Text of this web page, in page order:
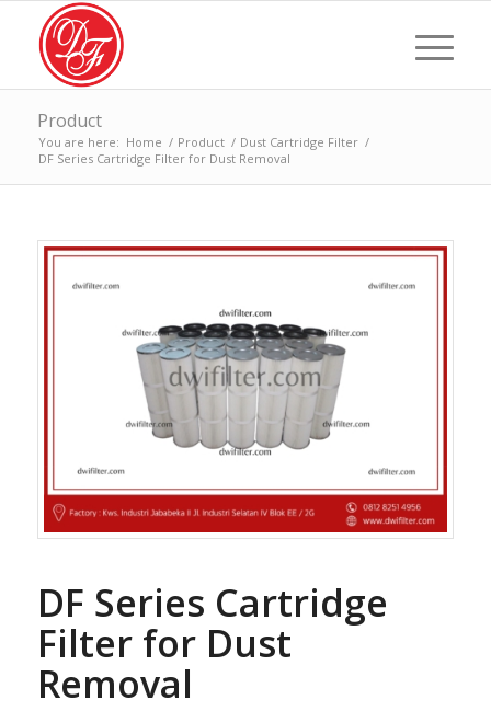
Product
You are here: Home / Product / Dust Cartridge Filter /
DF Series Cartridge Filter for Dust Removal
DF Series Cartridge
Filter for Dust
Removal